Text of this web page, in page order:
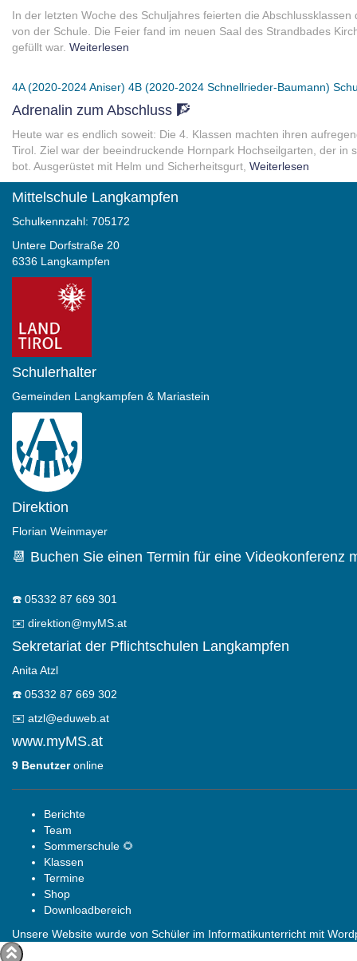
In der letzten Woche des Schuljahres feierten die
von der Schule. Die Feier fand im neuen Saal des Strandbades
gefüllt war. Weiterlesen
4A (2020-2024 Aniser) 4B (2020-2024 Schnellrieder-Baumann)
Adrenalin zum Abschluss 🧗
Heute war es endlich soweit: Die 4. Klassen machten ihren
Tirol. Ziel war der beeindruckende Hornpark Hochseilgarten, der in
bot. Ausgerüstet mit Helm und Sicherheitsgurt, Weiterlesen
Mittelschule Langkampfen
Schulkennzahl: 705172
Untere Dorfstraße 20
6336 Langkampfen
Schulerhalter
Gemeinden Langkampfen & Mariastein
Direktion
Florian Weinmayer
📆 Buchen Sie einen Termin für eine Videokonferenz
☎️ 05332 87 669 301
✉️ direktion@myMS.at
Sekretariat der Pflichtschulen Langkampfen
Anita Atzl
☎️ 05332 87 669 302
✉️ atzl@eduweb.at
www.myMS.at
9 Benutzeronline
Berichte
Team
Sommerschule 🌻
Klassen
Termine
Shop
Downloadbereich
Unsere Website wurde von Schüler im Informatikunterricht mit